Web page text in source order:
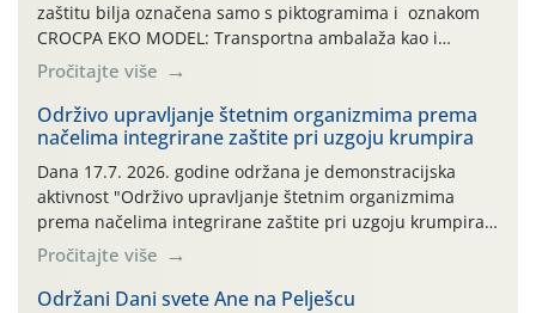
zaštitu bilja označena samo s piktogramima i oznakom
CROCPA EKO MODEL: Transportna ambalaža kao i
ambalaža drugih proizvoda koji nisu sredstva za zaštitu
bilja (npr. ambalaža od mineralnih gnojiva,) se ne
prihvaća. Korisnicima je osiguran besplatni povrat
prazne ambalaže isključivo ovih tvrtki: AGROCHEM-MAKS,
AGRONOM, ALBAUGH TKI* (PINUS […]
Pročitajte više
Održivo upravljanje štetnim organizmima prema
načelima integrirane zaštite pri uzgoju krumpira
Dana 17.7. 2026. godine održana je demonstracijska
aktivnost "Održivo upravljanje štetnim organizmima
prema načelima integrirane zaštite pri uzgoju krumpira"
na pokusnom polju "Poredje", kraj naselja Belica (ARKOD
parcela ID 2445031) (središnji dio Međimurske županije).
Pročitajte više
Održani Dani svete Ane na Pelješcu